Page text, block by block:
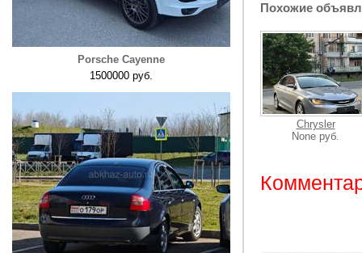
Porsche Cayenne
1500000 руб.
Похожие
Chrysler
None руб.